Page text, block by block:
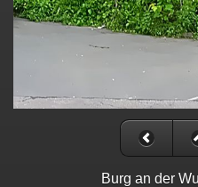
Burg an der